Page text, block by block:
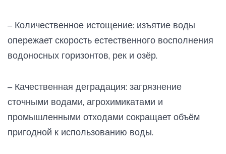
– Количественное истощение: изъятие воды
опережает скорость естественного восполнения
водоносных горизонтов, рек и озёр.
– Качественная деградация: загрязнение
сточными водами, агрохимикатами и
промышленными отходами сокращает объём
пригодной к использованию воды.